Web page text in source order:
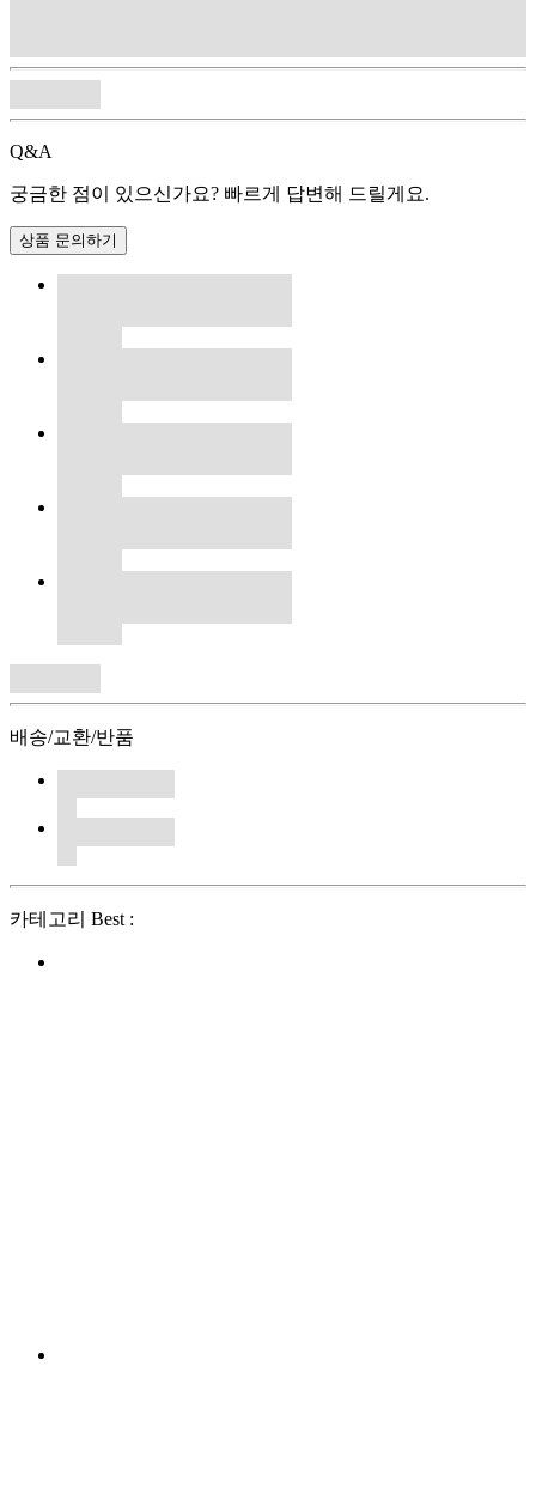
Q&A
궁금한 점이 있으신가요? 빠르게 답변해 드릴게요.
상품 문의하기
배송/교환/반품
카테고리 Best :